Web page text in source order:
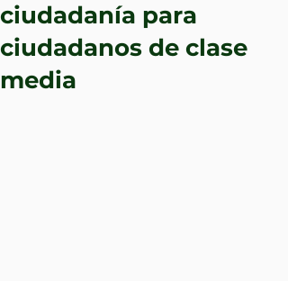
ciudadanía para
ciudadanos de clase
media